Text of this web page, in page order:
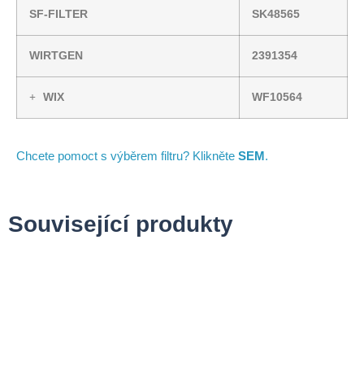
SF-FILTER SK48565
WIRTGEN 2391354
WIX WF10564
Chcete pomoct s výběrem filtru? Klikněte SEM.
Související produkty